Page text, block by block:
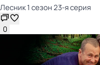
Лесник 1 сезон 23-я серия
0